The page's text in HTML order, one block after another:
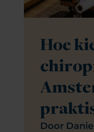
Hoe
Door